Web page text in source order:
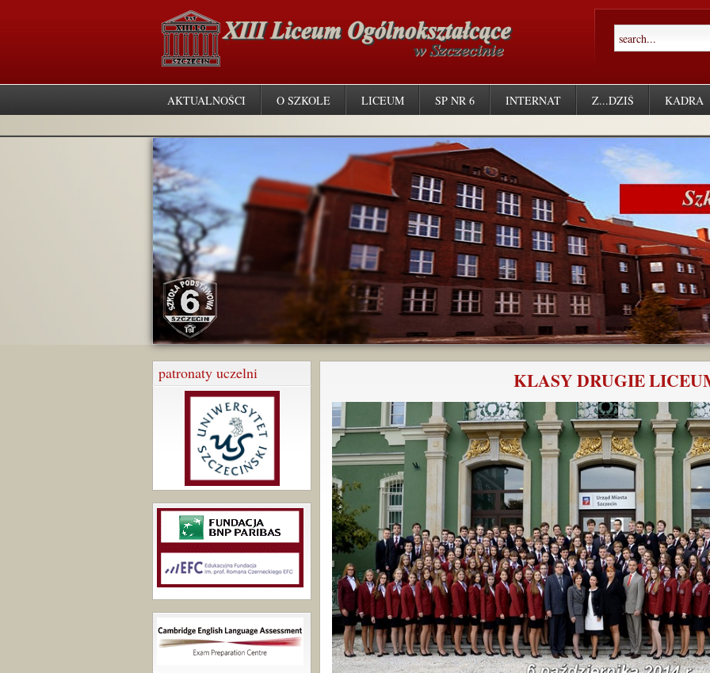
AKTUALNOŚCI O SZKOLE LICEUM SP NR 6 INTERNAT Z...DZIŚ KADRA
KLASY DRUGIE
patronaty uczelni